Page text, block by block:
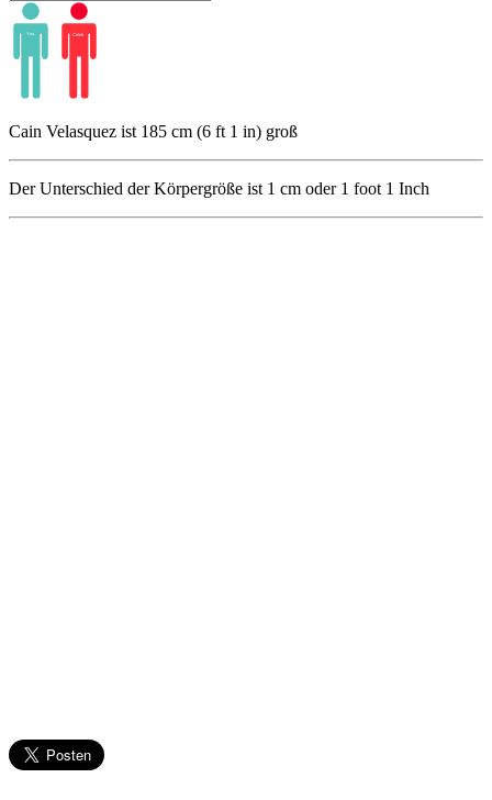
Cain Velasquez ist 185 cm (6 ft 1 in) groß
Der Unterschied der Körpergröße ist 1 cm oder 1 foot 1 Inch